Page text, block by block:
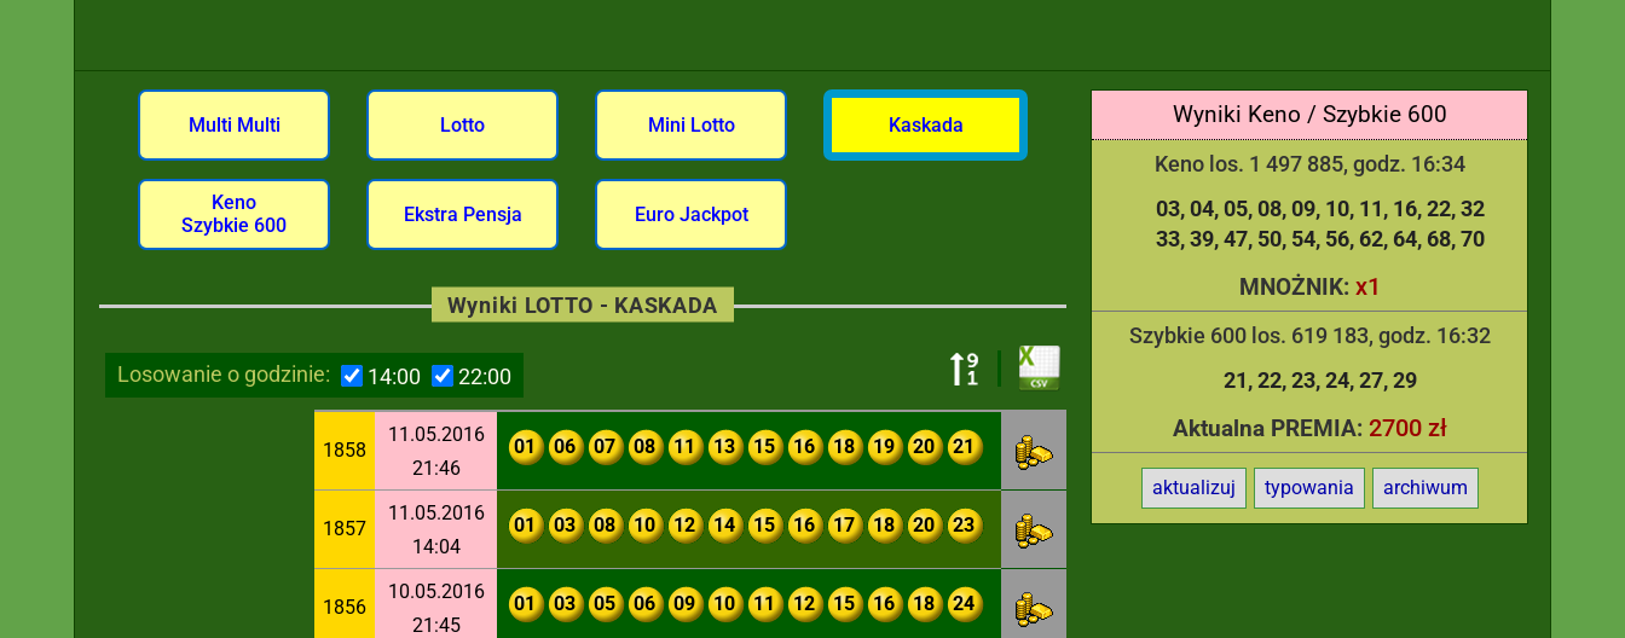
Wyniki Keno / Szybkie 600
Keno los. 1 497 885, godz. 16:34
03 04 05 08 09 10 11 16 22 32
33 39 47 50 54 56 62 64 68 70
MNOŻNIK: x1
Szybkie 600 los. 619 183, godz. 16:32
21 22 23 24 27 29
Aktualna PREMIA: 2700 zł
aktualizuj typowania archiwum
Multi Multi Lotto Mini Lotto Kaskada
Keno
Szybkie 600
Ekstra Pensja Euro Jackpot
Losowanie o godzinie: 14:00 22:00
Wyniki LOTTO - KASKADA
1858
11.05.2016
21:46
01 06 07 08 11 13 15 16 18 19 20 21
1857
11.05.2016
14:04
01 03 08 10 12 14 15 16 17 18 20 23
1856
10.05.2016
21:45
01 03 05 06 09 10 11 12 15 16 18 24